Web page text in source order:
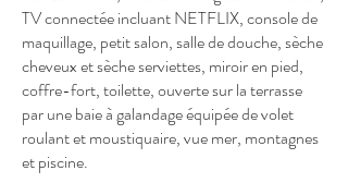
TV connectée incluant NETFLIX, console de
maquillage, petit salon, salle de douche, sèche
cheveux et sèche serviettes, miroir en pied,
coffre-fort, toilette, ouverte sur la terrasse
par une baie à galandage équipée de volet
roulant et moustiquaire, vue mer, montagnes
et piscine.